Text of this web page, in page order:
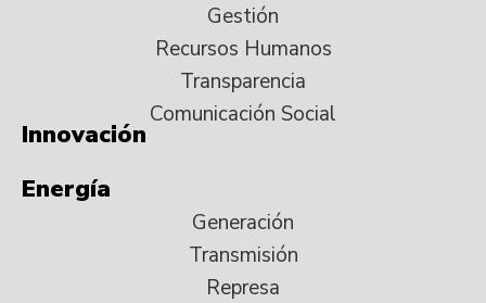
Gestión
Recursos Humanos
Transparencia
Comunicación Social
Innovación
Energía
Generación
Transmisión
Represa